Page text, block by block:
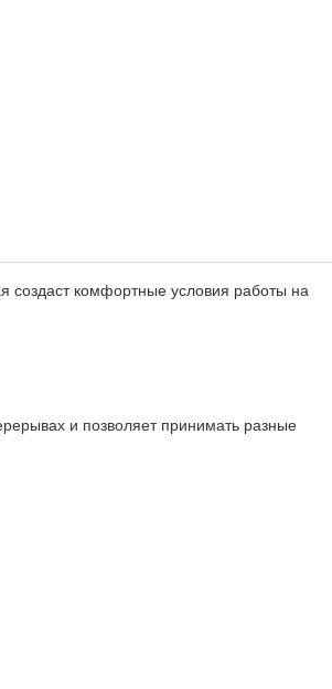
создаст комфортные условия работы на
и позволяет принимать разные